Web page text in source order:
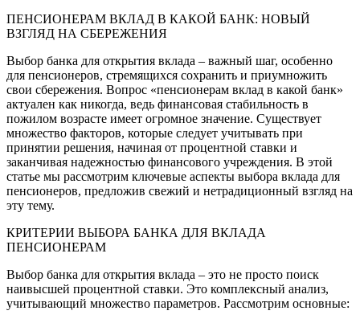
ПЕНСИОНЕРАМ ВКЛАД В КАКОЙ БАНК: НОВЫЙ
ВЗГЛЯД НА СБЕРЕЖЕНИЯ
Выбор банка для открытия вклада – важный шаг, особенно
для пенсионеров, стремящихся сохранить и приумножить
свои сбережения. Вопрос «пенсионерам вклад в какой банк»
актуален как никогда, ведь финансовая стабильность в
пожилом возрасте имеет огромное значение. Существует
множество факторов, которые следует учитывать при
принятии решения, начиная от процентной ставки и
заканчивая надежностью финансового учреждения. В этой
статье мы рассмотрим ключевые аспекты выбора вклада для
пенсионеров, предложив свежий и нетрадиционный взгляд на
эту тему.
КРИТЕРИИ ВЫБОРА БАНКА ДЛЯ ВКЛАДА
ПЕНСИОНЕРАМ
Выбор банка для открытия вклада – это не просто поиск
наивысшей процентной ставки. Это комплексный анализ,
учитывающий множество параметров. Рассмотрим основные: